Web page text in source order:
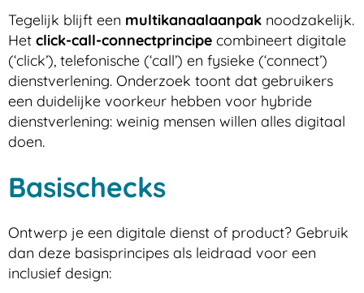
Tegelijk blijft een multikanaalaanpak noodzakelijk.
Het click-call-connectprincipe combineert digitale
(‘click’), telefonische (‘call’) en fysieke (‘connect’)
dienstverlening. Onderzoek toont dat gebruikers
een duidelijke voorkeur hebben voor hybride
dienstverlening: weinig mensen willen alles digitaal
doen.
Basischecks
Ontwerp je een digitale dienst of product? Gebruik
dan deze basisprincipes als leidraad voor een
inclusief design: